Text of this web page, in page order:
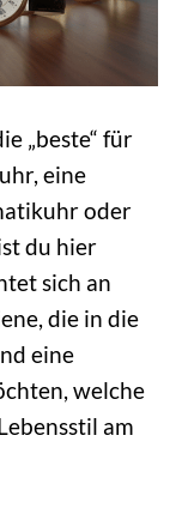
„beste“ für
eine
oder
du hier
sich an
die in die
eine
welche
am